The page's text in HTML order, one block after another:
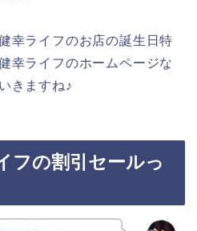
幸ライフのお店の誕生日特
幸ライフのホームページな
きますね♪
フの割引セールっ